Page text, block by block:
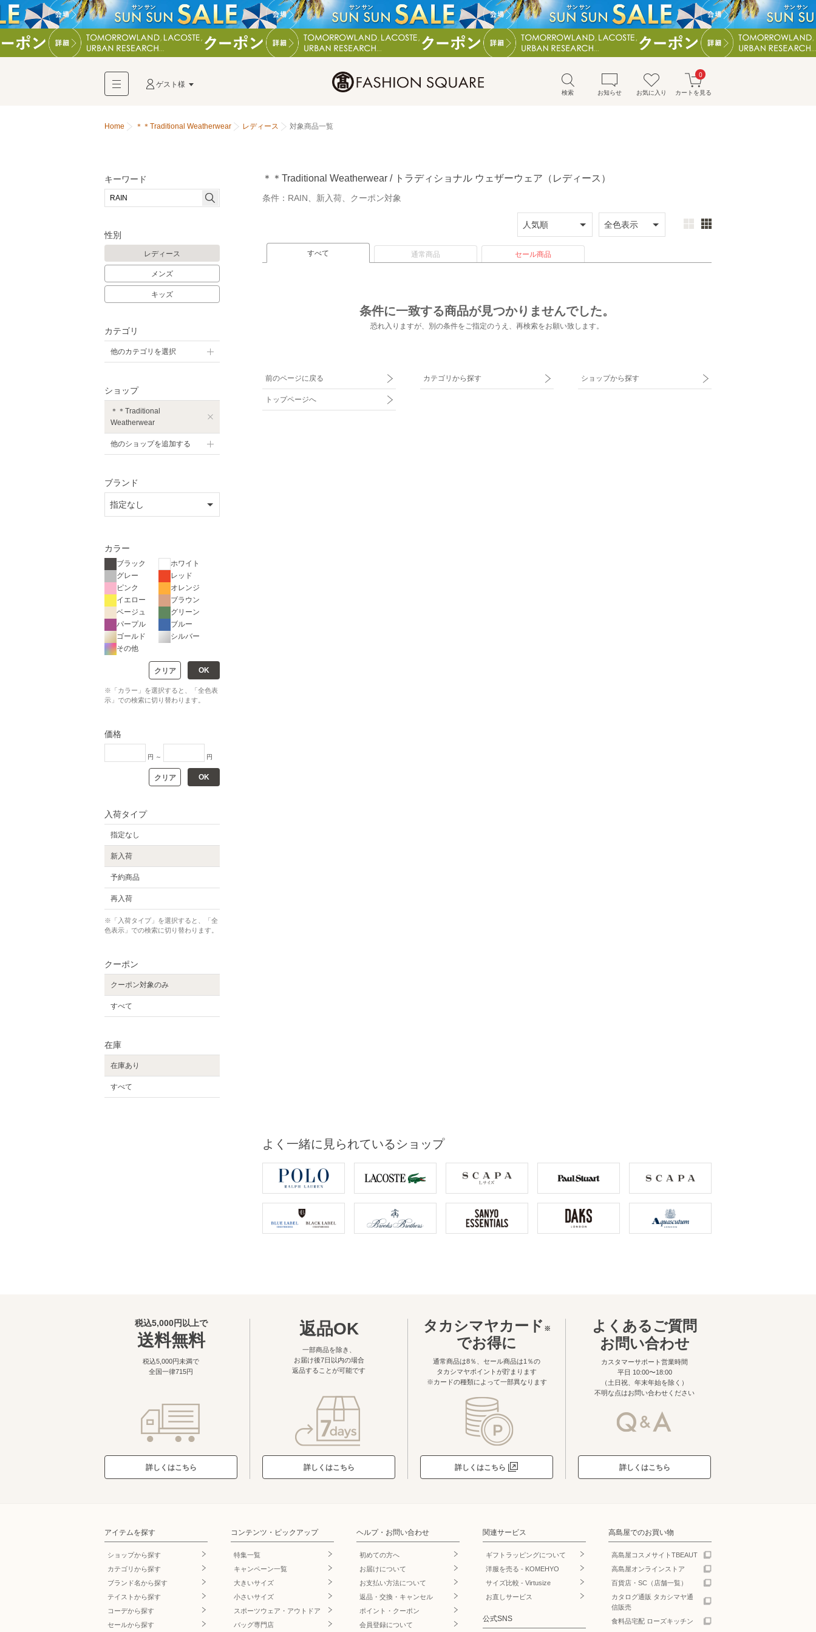
ゲスト様
検索 お知らせ お気に入り カートを見る
0
Home ＊＊Traditional Weatherwear レディース 対象商品一覧
＊＊Traditional Weatherwear / トラディショナル ウェザーウェア（レディース）
条件： RAIN、新入荷、クーポン対象
すべて 通常商品 セール商品
条件に一致する商品が見つかりませんでした。
恐れ入りますが、別の条件をご指定のうえ、 再検索をお願い致します。
前のページに戻る カテゴリから探す ショップから探す
トップページへ
キーワード
性別
レディース
メンズ
キッズ
カテゴリ
他のカテゴリを選択
ショップ
＊＊Traditional
Weatherwear
他のショップを追加する
ブランド
カラー
ブラック
ホワイト
グレー
レッド
ピンク
オレンジ
イエロー
ブラウン
ベージュ
グリーン
パープル
ブルー
ゴールド
シルバー
その他
クリア OK
※「カラー」を選択すると、「全色表
示」での検索に切り替わります。
価格
円 ～ 円
クリア OK
入荷タイプ
指定なし
新入荷
予約商品
再入荷
※「入荷タイプ」を選択すると、「全
色表示」での検索に切り替わります。
クーポン
クーポン対象のみ
すべて
在庫
在庫あり
すべて
よく一緒に見られているショップ
税込5,000円以上で
送料無料
税込5,000円未満で
全国一律715円
詳しくはこちら
返品OK
一部商品を除き、
お届け後7日以内の場合
返品することが可能です
詳しくはこちら
タカシマヤカード ※
でお得に
通常商品は8％、セール商品は1％の
タカシマヤポイントが貯まります
※カードの種類によって一部異なります
詳しくはこちら
よくあるご質問
お問い合わせ
カスタマーサポート営業時間
平日 10:00〜18:00
（土日祝、年末年始を除く）
不明な点はお問い合わせください
詳しくはこちら
アイテムを探す
ショップから探す
カテゴリから探す
ブランド名から探す
テイストから探す
コーデから探す
セールから探す
コンテンツ・ピックアップ
特集一覧
キャンペーン一覧
大きいサイズ
小さいサイズ
スポーツウェア・アウトドア
バッグ専門店
ヘルプ・お問い合わせ
初めての方へ
お届けについて
お支払い方法について
返品・交換・キャンセル
ポイント・クーポン
会員登録について
関連サービス
ギフトラッピングについて
洋服を売る - KOMEHYO
サイズ比較 - Virtusize
お直しサービス
公式SNS
高島屋でのお買い物
高島屋コスメサイトTBEAUT
高島屋オンラインストア
百貨店・SC（店舗一覧）
カタログ通販 タカシマヤ通
信販売
食料品宅配 ローズキッチン